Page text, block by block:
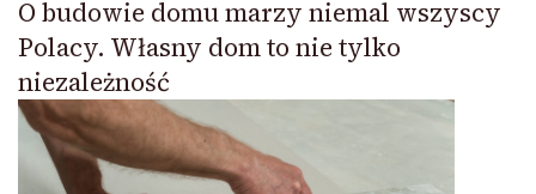
O budowie domu marzy niemal wszyscy
Polacy. Własny dom to nie tylko
niezależność